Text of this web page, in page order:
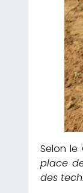
Selon le
place
des